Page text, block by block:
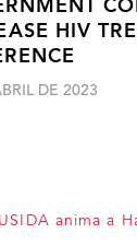
HIV
DE 2023
anima a